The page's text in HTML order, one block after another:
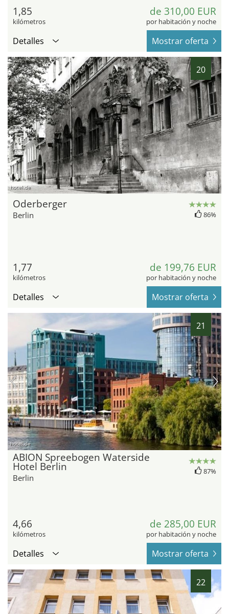
1,85
kilómetros
de 310,00 EUR
por habitación y noche
Detalles Mostrar oferta
20
hotel.de
Oderberger
Berlin 86%
1,77
kilómetros
de 199,76 EUR
por habitación y noche
Detalles Mostrar oferta
21
hotel.de
ABION Spreebogen Waterside
Hotel Berlin
Berlin
87%
4,66
kilómetros
de 285,00 EUR
por habitación y noche
Detalles Mostrar oferta
22